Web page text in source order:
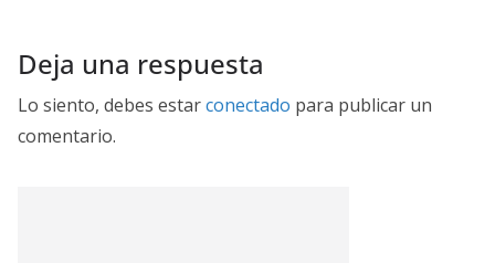
Deja una respuesta
Lo siento, debes estarconectado para publicar un
comentario.